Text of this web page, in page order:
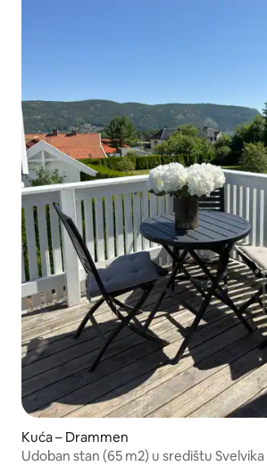
Kuća – Drammen
Udoban stan (65 m2) u središtu Svelvika